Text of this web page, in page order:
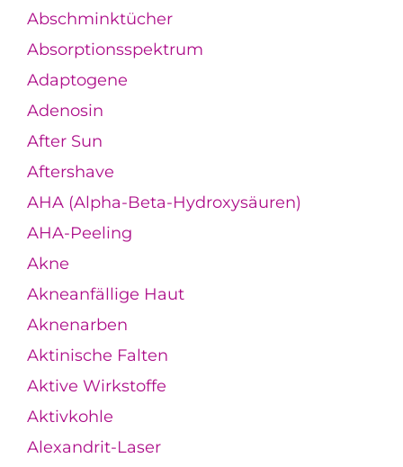
Abschminktücher
Absorptionsspektrum
Adaptogene
Adenosin
After Sun
Aftershave
AHA (Alpha-Beta-Hydroxysäuren)
AHA-Peeling
Akne
Akneanfällige Haut
Aknenarben
Aktinische Falten
Aktive Wirkstoffe
Aktivkohle
Alexandrit-Laser